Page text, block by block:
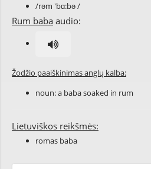
/rəm 'bɑ:bə /
Rum baba audio:
Žodžio paaiškinimas anglų kalba:
noun: a baba soaked in rum
Lietuviškos reikšmės:
romas baba